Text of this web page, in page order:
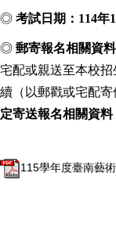
◎ 考試日期： 114年
◎ 郵寄報名相關資料
宅配或親送至本校招
續（以郵戳或宅配
定寄送報名相關資料
115學年度臺南藝